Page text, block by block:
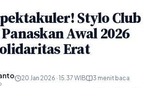
Stylo Club
Awal 2026
Erat
20 Jan 2026 · 15.37 WIB 3 menit baca